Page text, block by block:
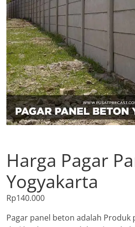
Harga Pagar
Yogyakarta
Rp140.000
Pagar panel beton adalah Produk